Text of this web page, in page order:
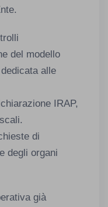
del modello
alle
IRAP,
di
degli organi
già